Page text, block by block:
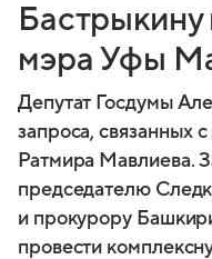
Бастрыкину
мэра Уфы
Депутат Госдумы
запроса, связанных
Ратмира Мавлиева.
председателю
и прокурору
провести